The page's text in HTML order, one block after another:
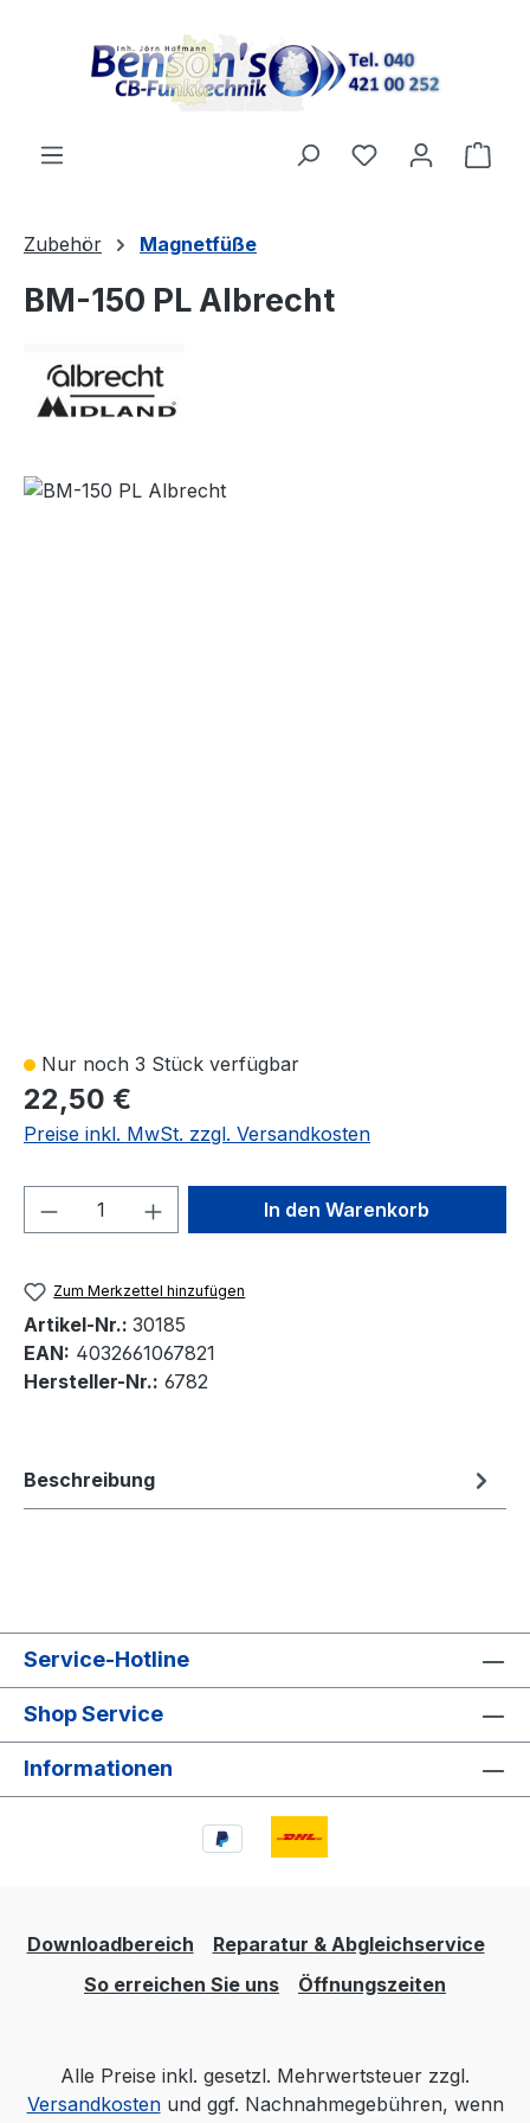
Zubehör Magnetfüße
BM-150 PL Albrecht
Bildergalerie überspringen
Nur noch 3 Stück verfügbar
22,50 €
Preise inkl. MwSt. zzgl. Versandkosten
Produkt Anzahl: Gib denIn den Warenkorb
Zum Merkzettel hinzufügen
Artikel-Nr.: 30185
EAN: 4032661067821
Hersteller-Nr.: 6782
Beschreibung
Service-Hotline
Shop Service
Informationen
Downloadbereich
Reparatur & Abgleichservice
So erreichen Sie uns
Öffnungszeiten
Alle Preise inkl. gesetzl. Mehrwertsteuer zzgl.
Versandkostenund ggf. Nachnahmegebühren, wenn